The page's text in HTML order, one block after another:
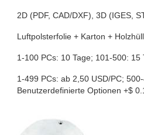
2D (PDF, CAD/DXF), 3D (IGES,
Luftpolsterfolie + Karton +
1-100 PCs: 10 Tage; 101-500:
1-499 PCs: ab 2,50 USD/PC;
Benutzerdefinierte Optionen +$